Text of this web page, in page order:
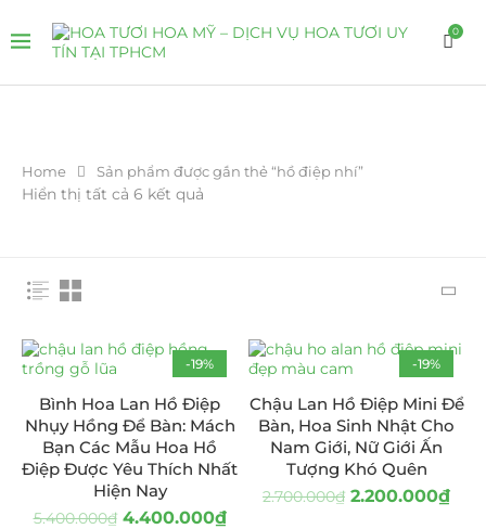
0
Home Sản phẩm được gắn thẻ “hồ điệp nhí”
Hiển thị tất cả 6 kết quả
-19%
Bình Hoa Lan Hồ Điệp
Nhụy Hồng Để Bàn: Mách
Bạn Các Mẫu Hoa Hồ
Điệp Được Yêu Thích Nhất
Hiện Nay
5.400.000₫ 4.400.000₫
-19%
Chậu Lan Hồ Điệp Mini Để
Bàn, Hoa Sinh Nhật Cho
Nam Giới, Nữ Giới Ấn
Tượng Khó Quên
2.700.000₫ 2.200.000₫